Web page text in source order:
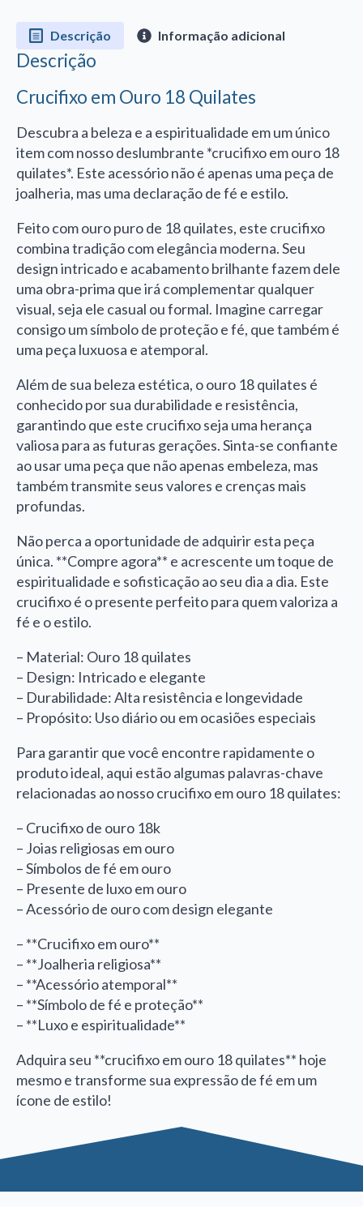
Descrição Informação adicional
Descrição
Crucifixo em Ouro 18 Quilates
Descubra a beleza e a espiritualidade em um único
item com nosso deslumbrante *crucifixo em ouro 18
quilates*. Este acessório não é apenas uma peça de
joalheria, mas uma declaração de fé e estilo.
Feito com ouro puro de 18 quilates, este crucifixo
combina tradição com elegância moderna. Seu
design intricado e acabamento brilhante fazem dele
uma obra-prima que irá complementar qualquer
visual, seja ele casual ou formal. Imagine carregar
consigo um símbolo de proteção e fé, que também é
uma peça luxuosa e atemporal.
Além de sua beleza estética, o ouro 18 quilates é
conhecido por sua durabilidade e resistência,
garantindo que este crucifixo seja uma herança
valiosa para as futuras gerações. Sinta-se confiante
ao usar uma peça que não apenas embeleza, mas
também transmite seus valores e crenças mais
profundas.
Não perca a oportunidade de adquirir esta peça
única. **Compre agora** e acrescente um toque de
espiritualidade e sofisticação ao seu dia a dia. Este
crucifixo é o presente perfeito para quem valoriza a
fé e o estilo.
– Material: Ouro 18 quilates
– Design: Intricado e elegante
– Durabilidade: Alta resistência e longevidade
– Propósito: Uso diário ou em ocasiões especiais
Para garantir que você encontre rapidamente o
produto ideal, aqui estão algumas palavras-chave
relacionadas ao nosso crucifixo em ouro 18 quilates:
– Crucifixo de ouro 18k
– Joias religiosas em ouro
– Símbolos de fé em ouro
– Presente de luxo em ouro
– Acessório de ouro com design elegante
– **Crucifixo em ouro**
– **Joalheria religiosa**
– **Acessório atemporal**
– **Símbolo de fé e proteção**
– **Luxo e espiritualidade**
Adquira seu **crucifixo em ouro 18 quilates** hoje
mesmo e transforme sua expressão de fé em um
ícone de estilo!